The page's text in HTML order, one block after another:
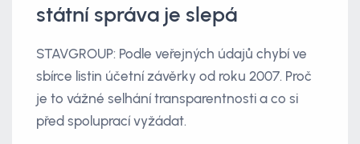
státní správa je slepá
STAVGROUP: Podle veřejných údajů chybí ve
sbírce listin účetní závěrky od roku 2007. Proč
je to vážné selhání transparentnosti a co si
před spoluprací vyžádat.